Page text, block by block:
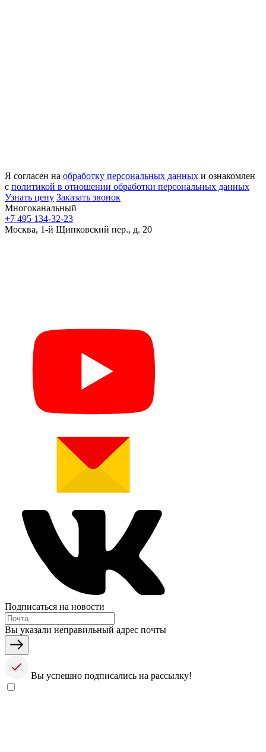
Я согласен на обработку персональных данных и ознакомлен
с политикой в отношении обработки персональных данных
Узнать цену Заказать звонок
Многоканальный
+7 495 134-32-23
Москва, 1-й Щипковский пер., д. 20
Подписаться на новости
Вы указали неправильный адрес почты
Вы успешно подписались на рассылку!